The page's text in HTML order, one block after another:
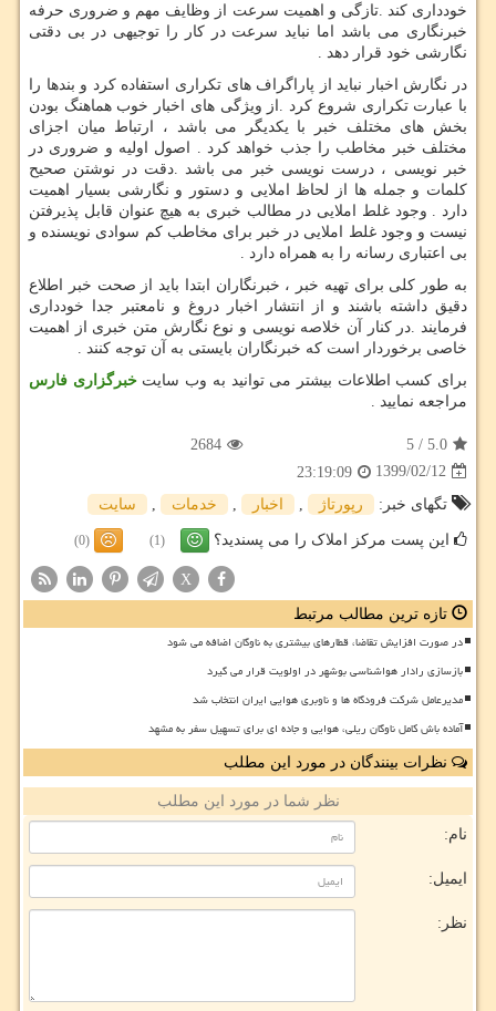
خودداری کند .تازگی و اهمیت سرعت از وظایف مهم و ضروری حرفه
خبرنگاری می باشد اما نباید سرعت در کار را توجیهی در بی دقتی
نگارشی خود قرار دهد .
در نگارش اخبار نباید از پاراگراف های تکراری استفاده کرد و بندها را
با عبارت تکراری شروع کرد .از ویژگی های اخبار خوب هماهنگ بودن
بخش های مختلف خبر با یکدیگر می باشد ، ارتباط میان اجزای
مختلف خبر مخاطب را جذب خواهد کرد . اصول اولیه و ضروری در
خبر نویسی ، درست نویسی خبر می باشد .دقت در نوشتن صحیح
کلمات و جمله ها از لحاظ املایی و دستور و نگارشی بسیار اهمیت
دارد . وجود غلط املایی در مطالب خبری به هیچ عنوان قابل پذیرفتن
نیست و وجود غلط املایی در خبر برای مخاطب کم سوادی نویسنده و
بی اعتباری رسانه را به همراه دارد .
به طور کلی برای تهیه خبر ، خبرنگاران ابتدا باید از صحت خبر اطلاع
دقیق داشته باشند و از انتشار اخبار دروغ و نامعتبر جدا خودداری
فرمایند .در کنار آن خلاصه نویسی و نوع نگارش متن خبری از اهمیت
خاصی برخوردار است که خبرنگاران بایستی به آن توجه کنند .
برای کسب اطلاعات بیشتر می توانید به وب سایتخبرگزاری فارس
مراجعه نمایید .
5.0
/
5
2684
1399/02/12
23:19:09
تگهای خبر:
رپورتاژ اخبار خدمات سایت
این پست مرکز املاک را می پسندید؟ (1)
(0)
X
تازه ترین مطالب مرتبط
در صورت افزایش تقاضا، قطارهای بیشتری به ناوگان اضافه می شود
بازسازی رادار هواشناسی بوشهر در اولویت قرار می گیرد
مدیرعامل شرکت فرودگاه ها و ناوبری هوایی ایران انتخاب شد
آماده باش کامل ناوگان ریلی، هوایی و جاده ای برای تسهیل سفر به مشهد
نظرات بینندگان در مورد این مطلب
نظر شما در مورد این مطلب
نام:
ایمیل:
نظر: